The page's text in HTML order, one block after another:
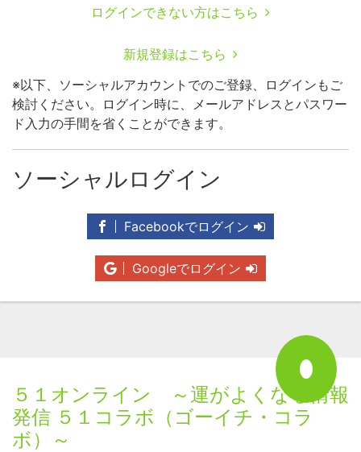
ログインできない方はこちら
新規登録はこちら
※以下、ソーシャルアカウントでのご登録、ログインもご
検討ください。ログイン時に、メールアドレスとパスワー
ド入力の手間を省くことができます。
ソーシャルログイン
Facebookでログイン
Googleでログイン
５１オンライン ～運がよくなる情報
発信 ５１コラボ（ゴーイチ・コラ
ボ）～